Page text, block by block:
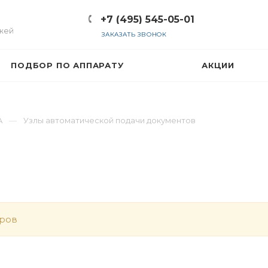
+7 (495) 545-05-01
ЗАКАЗАТЬ ЗВОНОК
ПОДБОР ПО АППАРАТУ АКЦИИ
Узлы автоматической подачи документов